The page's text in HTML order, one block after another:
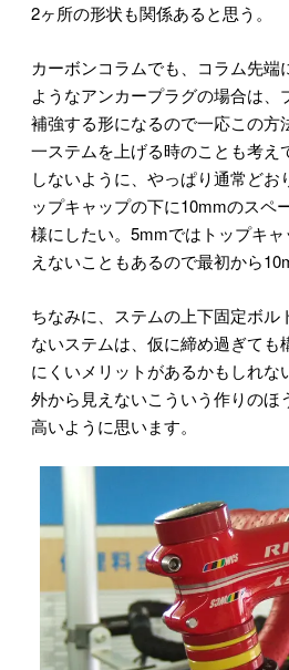
2ヶ所の形状も関係あると思う。
カーボンコラムでも、コラム先端
ようなアンカープラグの場合は、
補強する形になるので一応この方
一ステムを上げる時のことも考え
しないように、やっぱり通常どお
ップキャップの下に10mmのスペ
様にしたい。5mmではトップキ
えないこともあるので最初から
ちなみに、ステムの上下固定ボル
ないステムは、仮に締め過ぎても
にくいメリットがあるかもしれな
外から見えないこういう作りのほ
高いように思います。